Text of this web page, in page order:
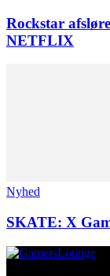
Rockstar
NETFLIX
Nyhed
SKATE: X